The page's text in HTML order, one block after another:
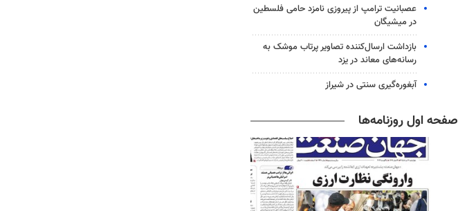
عصبانیت ترامپ از پیروزی نامزد حامی فلسطین
در میشیگان
بازداشت ارسال‌کننده تصاویر پرتاب موشک به
رسانه‌های معاند در یزد
آبغوره‌گیری سنتی در شیراز
صفحه اول روزنامه‌ها